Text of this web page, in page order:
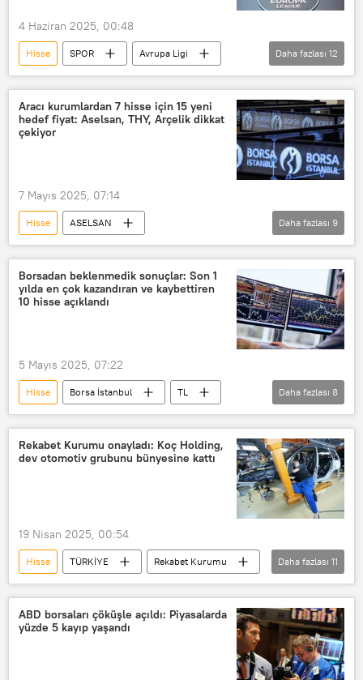
4 Haziran 2025, 00:48
Hisse SPOR
Avrupa Ligi
UEFA Avrupa Ligi
UEFA Avrupa Konferans Ligi
Avrupa Süper Ligi
hisse senedi
UEFA Konferans Ligi
UEFA Uluslar Ligi
UEFA Avrupa Kupası
Daha fazlası 12
Aracı kurumlardan 7 hisse için 15 yeni
hedef fiyat: Aselsan, THY, Arçelik dikkat
çekiyor
7 Mayıs 2025, 07:14
Hisse
ASELSAN
Türk Hava Yolları (THY)
Arçelik
EKONOMİ
hisse senedi
Hisse senedi
Hissedar
Daha fazlası 9
Borsadan beklenmedik sonuçlar: Son 1
yılda en çok kazandıran ve kaybettiren
10 hisse açıklandı
5 Mayıs 2025, 07:22
Hisse Borsa İstanbul
TL
EKONOMİ
hisseler
Hissedar
Borsa
Yatırım
BİST
BIST-100
BIST-50
Daha fazlası 8
Rekabet Kurumu onayladı: Koç Holding,
dev otomotiv grubunu bünyesine kattı
19 Nisan 2025, 00:54
Hisse TÜRKİYE
Rekabet Kurumu
Koç Holding
TOFAŞ
Tofaş Türk Otomobil Fabrikası AŞ
Ali Koç
hisse senedi
Daha fazlası 11
ABD borsaları çöküşle açıldı: Piyasalarda
yüzde 5 kayıp yaşandı